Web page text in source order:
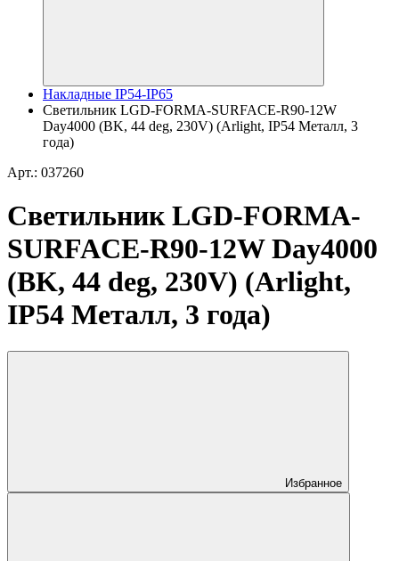
Накладные IP54-IP65
Светильник LGD-FORMA-SURFACE-R90-12W
Day4000 (BK, 44 deg, 230V) (Arlight, IP54 Металл, 3
года)
Арт.: 037260
Светильник LGD-FORMA-
SURFACE-R90-12W Day4000
(BK, 44 deg, 230V) (Arlight,
IP54 Металл, 3 года)
Избранное